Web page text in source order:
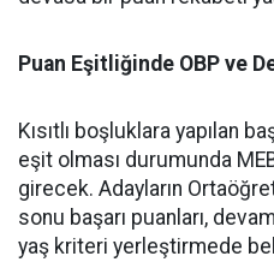
Puan Eşitliğinde OBP ve
Kısıtlı boşluklara yapılan
eşit olması durumunda
girecek. Adayların
sonu başarı puanları,
yaş kriteri yerleştirmede